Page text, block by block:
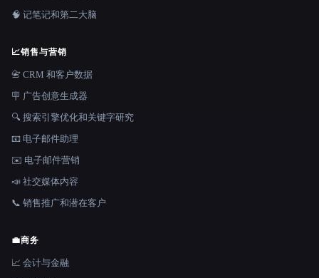
🧠 记笔记和第二大脑
📈销售与营销
📇 CRM 和客户数据
🪧 广告创意生成器
🔍 搜索引擎优化和关键字研究
📧 电子邮件助理
✉️ 电子邮件营销
📣 社交媒体内容
📞 销售推广和潜在客户
💼商务
📈 会计与金融